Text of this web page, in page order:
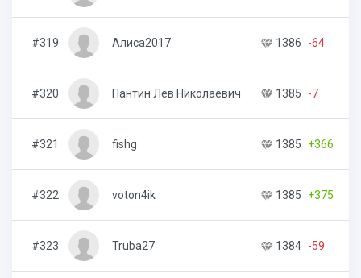
#319 Алиса2017 1386 -64
#320 Пантин Лев Николаевич 1385 -7
#321 fishg 1385 +366
#322 voton4ik 1385 +375
#323 Truba27 1384 -59